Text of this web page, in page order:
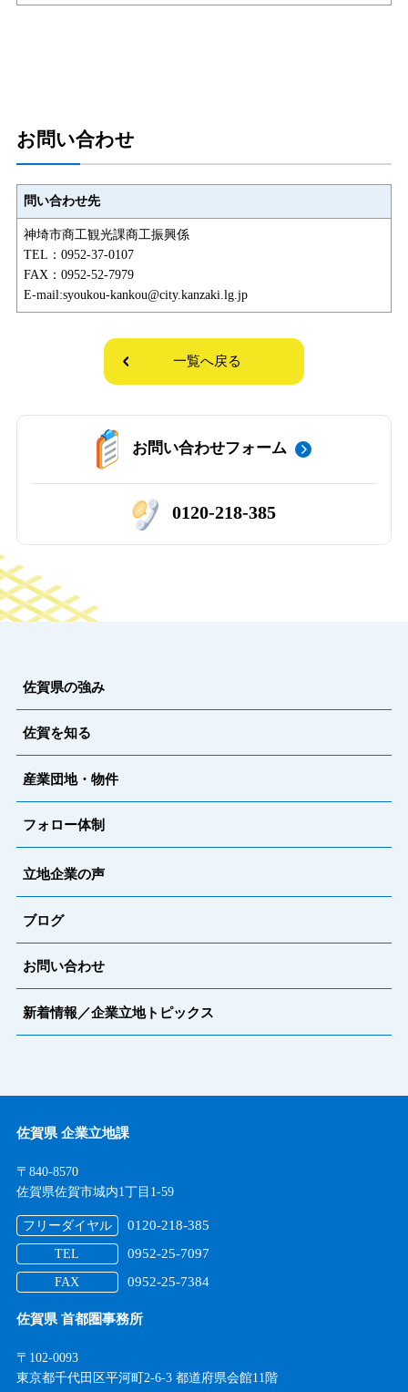
お問い合わせ
問い合わせ先
神埼市商工観光課商工振興係
TEL：0952-37-0107
FAX：0952-52-7979
E-mail:syoukou-kankou@city.kanzaki.lg.jp
一覧へ戻る
お問い合わせフォーム
0120-218-385
佐賀県の強み
佐賀を知る
産業団地・物件
フォロー体制
立地企業の声
ブログ
お問い合わせ
新着情報／企業立地トピックス
佐賀県 企業立地課
〒840-8570
佐賀県佐賀市城内1丁目1-59
フリーダイヤル 0120-218-385
TEL 0952-25-7097
FAX 0952-25-7384
佐賀県 首都圏事務所
〒102-0093
東京都千代田区平河町2-6-3 都道府県会館11階